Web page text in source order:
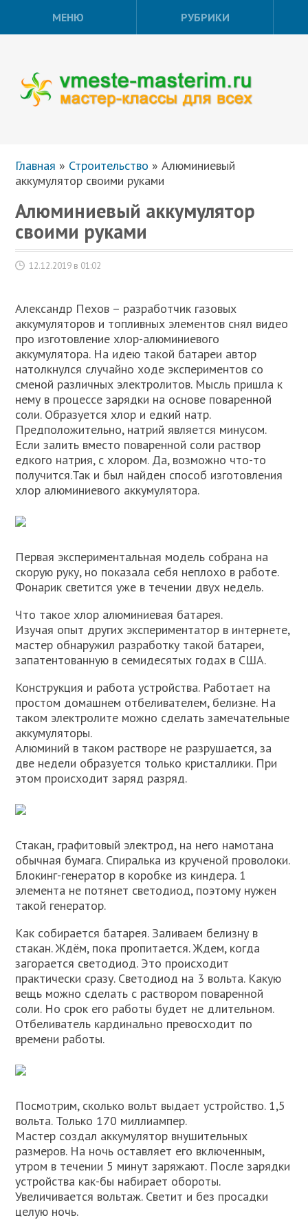
МЕНЮ РУБРИКИ
Главная » Строительство »Алюминиевый
аккумулятор своими руками
Алюминиевый аккумулятор
своими руками
12.12.2019 в 01:02
Александр Пехов – разработчик газовых
аккумуляторов и топливных элементов снял видео
про изготовление хлор-алюминиевого
аккумулятора. На идею такой батареи автор
натолкнулся случайно ходе экспериментов со
сменой различных электролитов. Мысль пришла к
нему в процессе зарядки на основе поваренной
соли. Образуется хлор и едкий натр.
Предположительно, натрий является минусом.
Если залить вместо поваренной соли раствор
едкого натрия, с хлором. Да, возможно что-то
получится.Так и был найден способ изготовления
хлор алюминиевого аккумулятора.
Первая экспериментальная модель собрана на
скорую руку, но показала себя неплохо в работе.
Фонарик светится уже в течении двух недель.
Что такое хлор алюминиевая батарея.
Изучая опыт других экспериментатор в интернете,
мастер обнаружил разработку такой батареи,
запатентованную в семидесятых годах в США.
Конструкция и работа устройства. Работает на
простом домашнем отбеливателем, белизне. На
таком электролите можно сделать замечательные
аккумуляторы.
Алюминий в таком растворе не разрушается, за
две недели образуется только кристаллики. При
этом происходит заряд разряд.
Стакан, графитовый электрод, на него намотана
обычная бумага. Спиралька из крученой проволоки.
Блокинг-генератор в коробке из киндера. 1
элемента не потянет светодиод, поэтому нужен
такой генератор.
Как собирается батарея. Заливаем белизну в
стакан. Ждём, пока пропитается. Ждем, когда
загорается светодиод. Это происходит
практически сразу. Светодиод на 3 вольта. Какую
вещь можно сделать с раствором поваренной
соли. Но срок его работы будет не длительном.
Отбеливатель кардинально превосходит по
времени работы.
Посмотрим, сколько вольт выдает устройство. 1,5
вольта. Только 170 миллиампер.
Мастер создал аккумулятор внушительных
размеров. На ночь оставляет его включенным,
утром в течении 5 минут заряжают. После зарядки
устройства как-бы набирает обороты.
Увеличивается вольтаж. Светит и без просадки
целую ночь.